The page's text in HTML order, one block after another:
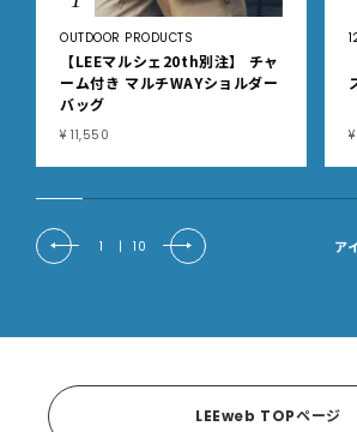
OUTDOOR PRODUCTS
【LEEマルシェ20th別注】 チャ
ーム付き マルチWAYショルダー
バッグ
¥ 11,550
1 | 10 ア
LEEweb TOPページ